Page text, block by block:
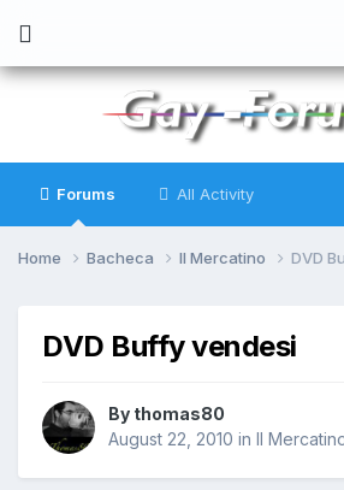
Forums All Activity
Home Bacheca Il Mercatino DVD
DVD Buffy vendesi
By thomas80
August 22, 2010 in Il